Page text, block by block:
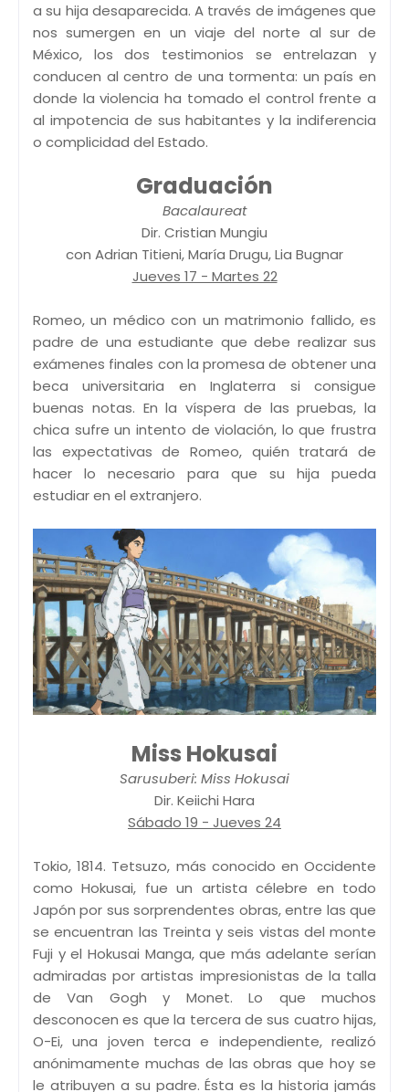
a su hija desaparecida. A través de imágenes que
nos sumergen en un viaje del norte al sur de
México, los dos testimonios se entrelazan y
conducen al centro de una tormenta: un país en
donde la violencia ha tomado el control frente a
al impotencia de sus habitantes y la indiferencia
o complicidad del Estado.
Graduación
Bacalaureat
Dir. Cristian Mungiu
con Adrian Titieni, María Drugu, Lia Bugnar
Jueves 17 - Martes 22
Romeo, un médico con un matrimonio fallido, es
padre de una estudiante que debe realizar sus
exámenes finales con la promesa de obtener una
beca universitaria en Inglaterra si consigue
buenas notas. En la víspera de las pruebas, la
chica sufre un intento de violación, lo que frustra
las expectativas de Romeo, quién tratará de
hacer lo necesario para que su hija pueda
estudiar en el extranjero.
Miss Hokusai
Sarusuberi: Miss Hokusai
Dir. Keiichi Hara
Sábado 19 - Jueves 24
Tokio, 1814. Tetsuzo, más conocido en Occidente
como Hokusai, fue un artista célebre en todo
Japón por sus sorprendentes obras, entre las que
se encuentran las Treinta y seis vistas del monte
Fuji y el Hokusai Manga, que más adelante serían
admiradas por artistas impresionistas de la talla
de Van Gogh y Monet. Lo que muchos
desconocen es que la tercera de sus cuatro hijas,
O-Ei, una joven terca e independiente, realizó
anónimamente muchas de las obras que hoy se
le atribuyen a su padre. Ésta es la historia jamás